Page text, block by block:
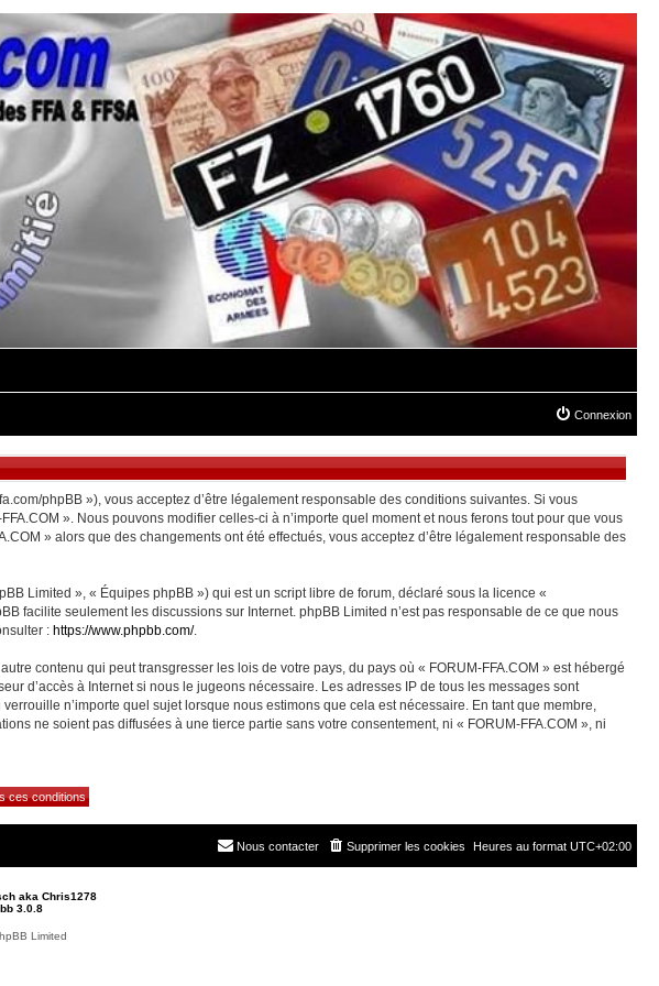
Connexion
phpBB »), vous acceptez d’être légalement responsable des conditions suivantes. Si vous
». Nous pouvons modifier celles-ci à n’importe quel moment et nous ferons tout pour que vous
» alors que des changements ont été effectués, vous acceptez d’être légalement responsable des
Limited », « Équipes phpBB ») qui est un script libre de forum, déclaré sous la licence «
facilite seulement les discussions sur Internet. phpBB Limited n’est pas responsable de ce que nous
: https://www.phpbb.com/.
contenu qui peut transgresser les lois de votre pays, du pays où « FORUM-FFA.COM » est hébergé
d’accès à Internet si nous le jugeons nécessaire. Les adresses IP de tous les messages sont
n’importe quel sujet lorsque nous estimons que cela est nécessaire. En tant que membre,
ne soient pas diffusées à une tierce partie sans votre consentement, ni « FORUM-FFA.COM », ni
Heures au format UTC+02:00
Supprimer les cookies
Nous contacter
aka Chris1278
3.0.8
Limited